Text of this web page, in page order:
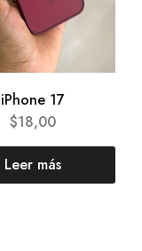
iPhone 17
$18,00
Leer más